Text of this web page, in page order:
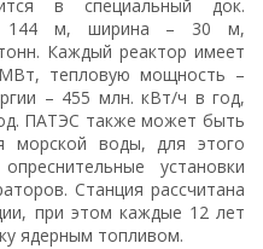
в специальный док.
144 м, ширина – 30 м,
Каждый реактор имеет
тепловую мощность –
– 455 млн. кВт/ч в год,
ПАТЭС также может быть
морской воды, для этого
установки
Станция рассчитана
при этом каждые 12 лет
ядерным топливом.